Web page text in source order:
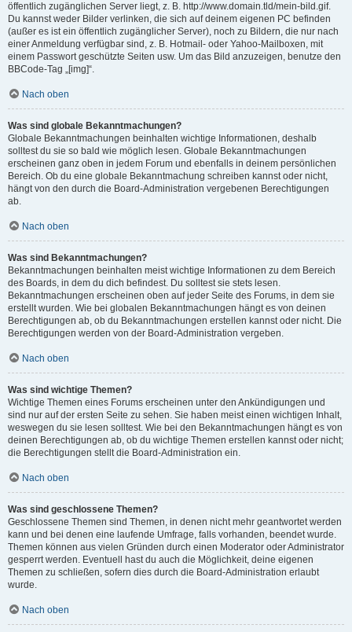
öffentlich zugänglichen Server liegt, z. B. http://www.domain.tld/mein-bild.gif.
Du kannst weder Bilder verlinken, die sich auf deinem eigenen PC befinden
(außer es ist ein öffentlich zugänglicher Server), noch zu Bildern, die nur nach
einer Anmeldung verfügbar sind, z. B. Hotmail- oder Yahoo-Mailboxen, mit
einem Passwort geschützte Seiten usw. Um das Bild anzuzeigen, benutze den
BBCode-Tag „[img]“.
Nach oben
Was sind globale Bekanntmachungen?
Globale Bekanntmachungen beinhalten wichtige Informationen, deshalb
solltest du sie so bald wie möglich lesen. Globale Bekanntmachungen
erscheinen ganz oben in jedem Forum und ebenfalls in deinem persönlichen
Bereich. Ob du eine globale Bekanntmachung schreiben kannst oder nicht,
hängt von den durch die Board-Administration vergebenen Berechtigungen
ab.
Nach oben
Was sind Bekanntmachungen?
Bekanntmachungen beinhalten meist wichtige Informationen zu dem Bereich
des Boards, in dem du dich befindest. Du solltest sie stets lesen.
Bekanntmachungen erscheinen oben auf jeder Seite des Forums, in dem sie
erstellt wurden. Wie bei globalen Bekanntmachungen hängt es von deinen
Berechtigungen ab, ob du Bekanntmachungen erstellen kannst oder nicht. Die
Berechtigungen werden von der Board-Administration vergeben.
Nach oben
Was sind wichtige Themen?
Wichtige Themen eines Forums erscheinen unter den Ankündigungen und
sind nur auf der ersten Seite zu sehen. Sie haben meist einen wichtigen Inhalt,
weswegen du sie lesen solltest. Wie bei den Bekanntmachungen hängt es von
deinen Berechtigungen ab, ob du wichtige Themen erstellen kannst oder nicht;
die Berechtigungen stellt die Board-Administration ein.
Nach oben
Was sind geschlossene Themen?
Geschlossene Themen sind Themen, in denen nicht mehr geantwortet werden
kann und bei denen eine laufende Umfrage, falls vorhanden, beendet wurde.
Themen können aus vielen Gründen durch einen Moderator oder Administrator
gesperrt werden. Eventuell hast du auch die Möglichkeit, deine eigenen
Themen zu schließen, sofern dies durch die Board-Administration erlaubt
wurde.
Nach oben